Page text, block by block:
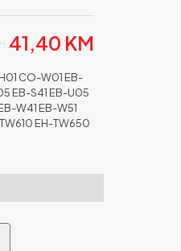
41,40 KM
CO-W01 EB-
EB-S41 EB-U05
W41 EB-W51
EH-TW650